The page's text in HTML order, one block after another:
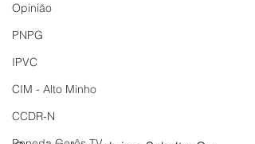
Opinião
PNPG
IPVC
CIM - Alto Minho
CCDR-N